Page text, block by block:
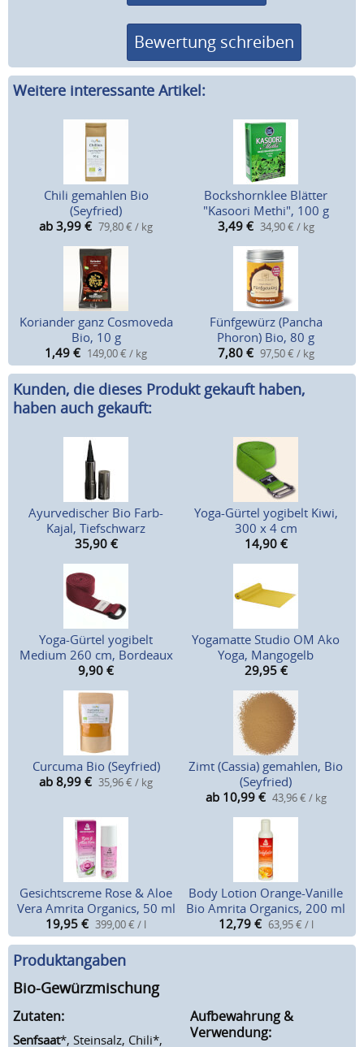
Bewertung schreiben
Weitere interessante Artikel:
Chili gemahlen Bio
(Seyfried)
ab 3,99 € 79,80 € / kg
Bockshornklee Blätter
"Kasoori Methi", 100 g
3,49 € 34,90 € / kg
Koriander ganz Cosmoveda
Bio, 10 g
1,49 € 149,00 € / kg
Fünfgewürz (Pancha
Phoron) Bio, 80 g
7,80 € 97,50 € / kg
Kunden, die dieses Produkt gekauft haben,
haben auch gekauft:
Ayurvedischer Bio Farb-
Kajal, Tiefschwarz
35,90 €
Yoga-Gürtel yogibelt Kiwi,
300 x 4 cm
14,90 €
Yoga-Gürtel yogibelt
Medium 260 cm, Bordeaux
9,90 €
Yogamatte Studio OM Ako
Yoga, Mangogelb
29,95 €
Curcuma Bio (Seyfried)
ab 8,99 € 35,96 € / kg
Zimt (Cassia) gemahlen, Bio
(Seyfried)
ab 10,99 € 43,96 € / kg
Gesichtscreme Rose & Aloe
Vera Amrita Organics, 50 ml
19,95 € 399,00 € / l
Body Lotion Orange-Vanille
Bio Amrita Organics, 200 ml
12,79 € 63,95 € / l
Produktangaben
Bio-Gewürzmischung
Zutaten:
Senfsaat*, Steinsalz, Chili*,
Aufbewahrung &
Verwendung: